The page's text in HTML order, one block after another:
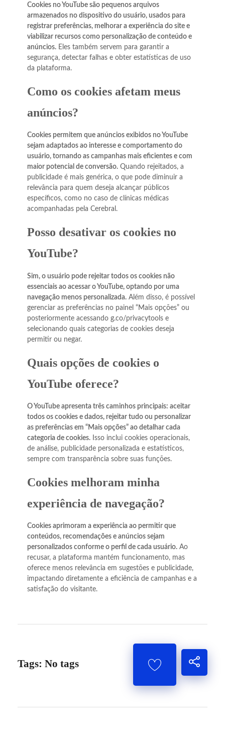
Cookies no YouTube são pequenos arquivos
armazenados no dispositivo do usuário, usados para
registrar preferências, melhorar a experiência do site e
viabilizar recursos como personalização de conteúdo e
anúncios.Eles também servem para garantir a
segurança, detectar falhas e obter estatísticas de uso
da plataforma.
Como os cookies afetam meus
anúncios?
Cookies permitem que anúncios exibidos no YouTube
sejam adaptados ao interesse e comportamento do
usuário, tornando as campanhas mais eficientes e com
maior potencial de conversão.Quando rejeitados, a
publicidade é mais genérica, o que pode diminuir a
relevância para quem deseja alcançar públicos
específicos, como no caso de clínicas médicas
acompanhadas pela Cerebral.
Posso desativar os cookies no
YouTube?
Sim, o usuário pode rejeitar todos os cookies não
essenciais ao acessar o YouTube, optando por uma
navegação menos personalizada.Além disso, é possível
gerenciar as preferências no painel “Mais opções” ou
posteriormente acessando g.co/privacytools e
selecionando quais categorias de cookies deseja
permitir ou negar.
Quais opções de cookies o
YouTube oferece?
O YouTube apresenta três caminhos principais: aceitar
todos os cookies e dados, rejeitar tudo ou personalizar
as preferências em “Mais opções” ao detalhar cada
categoria de cookies.Isso inclui cookies operacionais,
de análise, publicidade personalizada e estatísticos,
sempre com transparência sobre suas funções.
Cookies melhoram minha
experiência de navegação?
Cookies aprimoram a experiência ao permitir que
conteúdos, recomendações e anúncios sejam
personalizados conforme o perfil de cada usuário.Ao
recusar, a plataforma mantém funcionamento, mas
oferece menos relevância em sugestões e publicidade,
impactando diretamente a eficiência de campanhas e a
satisfação do visitante.
Tags: No tags